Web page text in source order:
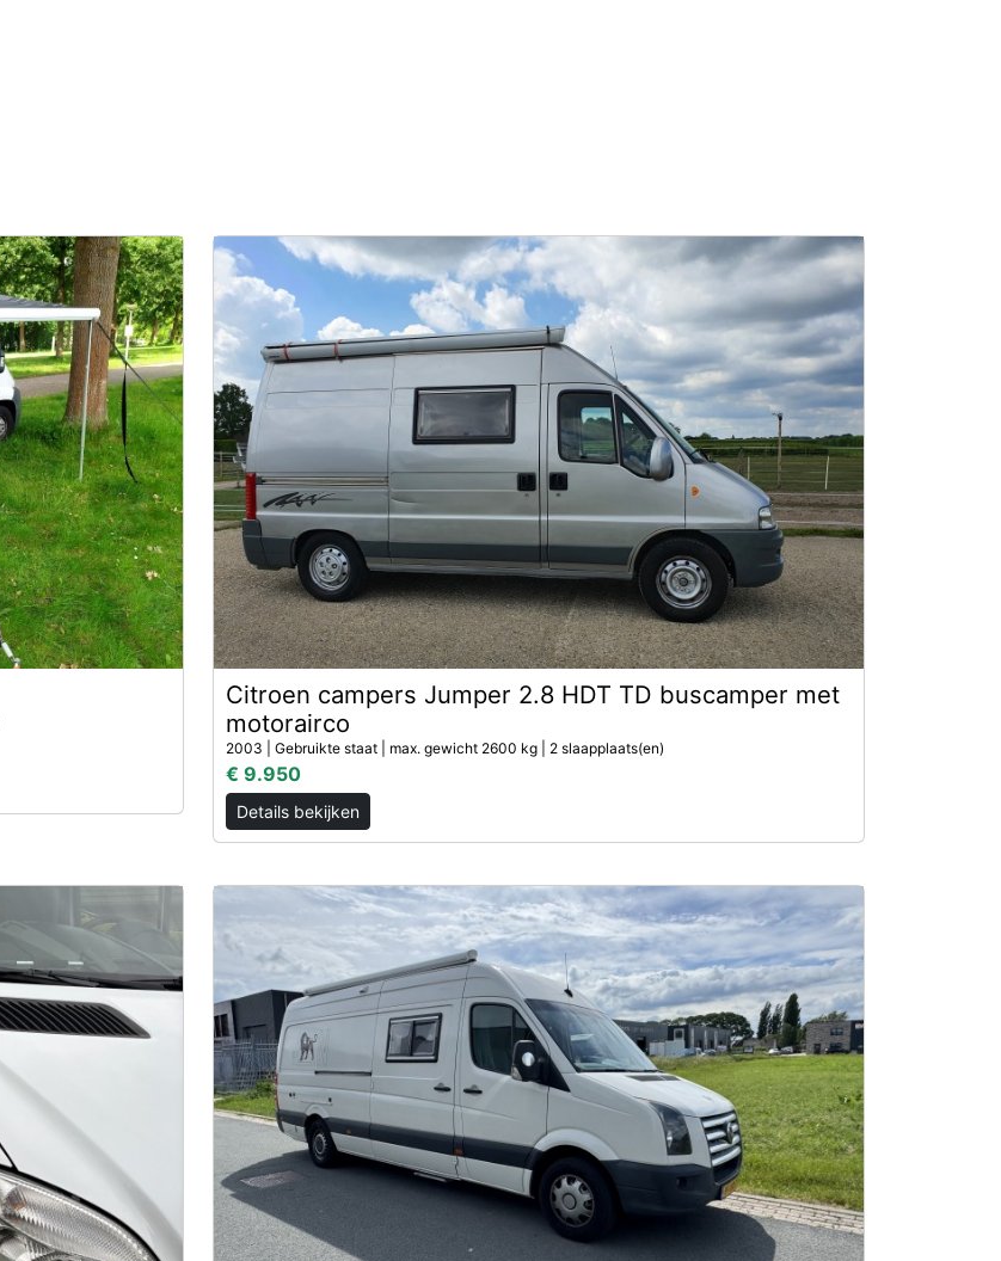
Citroen campers Jumper 2.8 HDT TD buscamper met
motorairco
2003 | Gebruikte staat | max. gewicht 2600 kg | 2 slaapplaats(en)
€ 9.950
Details bekijken